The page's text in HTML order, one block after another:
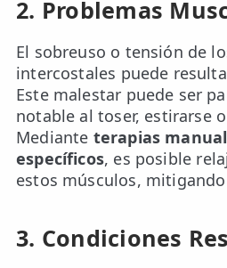
2. Problemas
El sobreuso o tensión de
intercostales puede
Este malestar puede ser
notable al toser, estirarse
Mediante terapias
específicos, es posible
estos músculos,
3. Condiciones